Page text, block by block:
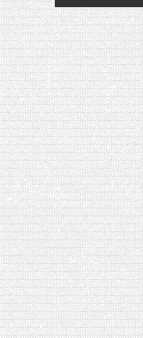
BIOTYFULL
FEAT. AKILA
[VIDÉO]
DES AUTRES,
AUTRES
[VIDÉO]
BIOTYFULL
MARS 2024
[VIDÉO] LA
#JANVIER2024
[VIDÉO]
RECETTES